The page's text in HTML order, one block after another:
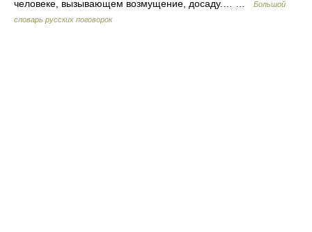
человеке, вызывающем возмущение, досаду.… …
Большой
словарь русских поговорок